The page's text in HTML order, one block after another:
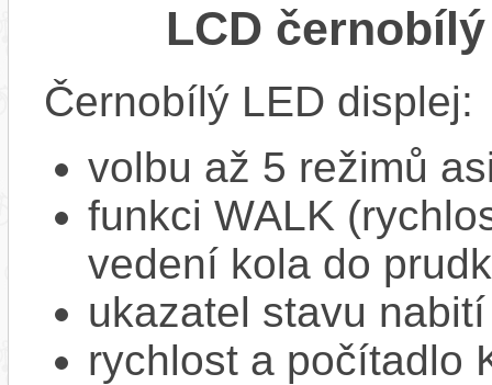
LCD
Černobílý LED displej:
volbu až 5 režimů
funkci WALK
vedení kola do
ukazatel stavu
rychlost a počítadlo